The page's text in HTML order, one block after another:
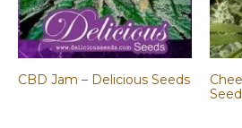
CBD Jam – Delicious Seeds